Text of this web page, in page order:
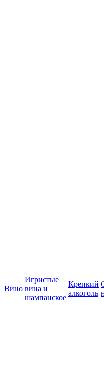
Вино
Игристые
вина и
шампанское
Крепкий
алкоголь